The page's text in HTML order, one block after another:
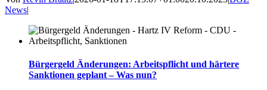
News|
Bürgergeld Änderungen: Arbeitspflicht und härtere
Sanktionen geplant – Was nun?